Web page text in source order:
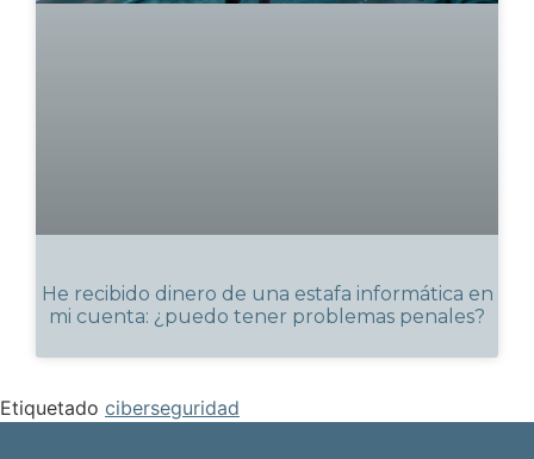
He recibido dinero de una estafa informática en
mi cuenta: ¿puedo tener problemas penales?
Etiquetado ciberseguridad